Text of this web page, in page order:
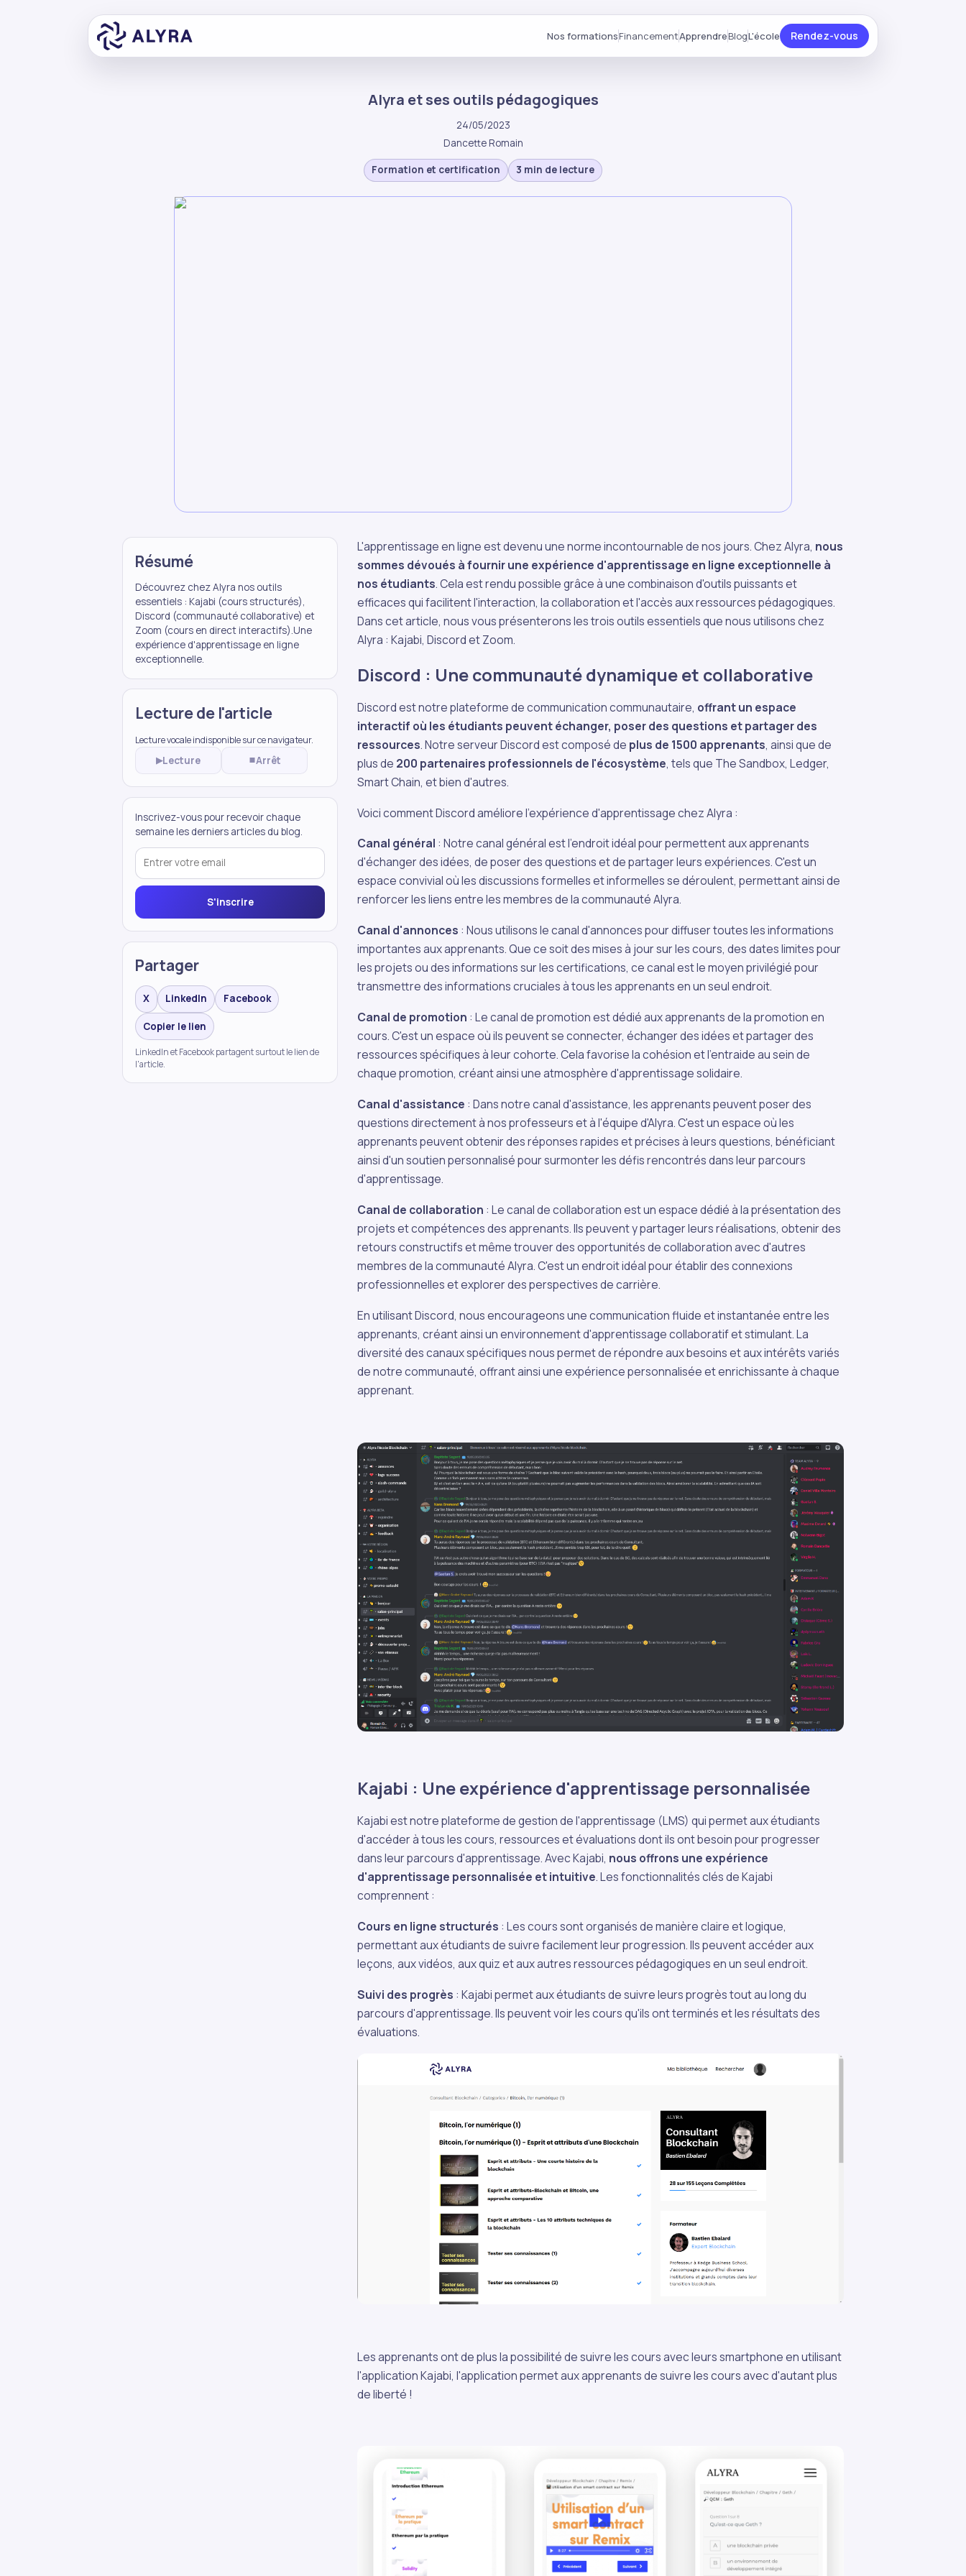
Nos formationsFinancementApprendreBlogL'école Rendez-vous
Alyra et ses outils pédagogiques
24/05/2023
Dancette Romain
Formation et certification 3 min de lecture
Résumé
Découvrez chez Alyra nos outils
essentiels : Kajabi (cours structurés),
Discord (communauté collaborative) et
Zoom (cours en direct interactifs).Une
expérience d'apprentissage en ligne
exceptionnelle.
Lecture de l'article
Lecture vocale indisponible sur ce navigateur.
▶Lecture ⏹Arrêt
Inscrivez-vous pour recevoir chaque
semaine les derniers articles du blog.
S'inscrire
Partager
X LinkedIn Facebook
Copier le lien
LinkedIn et Facebook partagent surtout le lien de
l'article.
L'apprentissage en ligne est devenu une norme incontournable de nos jours. Chez Alyra, nous
sommes dévoués à fournir une expérience d'apprentissage en ligne exceptionnelle à
nos étudiants. Cela est rendu possible grâce à une combinaison d'outils puissants et
efficaces qui facilitent l'interaction, la collaboration et l'accès aux ressources pédagogiques.
Dans cet article, nous vous présenterons les trois outils essentiels que nous utilisons chez
Alyra : Kajabi, Discord et Zoom.
Discord : Une communauté dynamique et collaborative
Discord est notre plateforme de communication communautaire, offrant un espace
interactif où les étudiants peuvent échanger, poser des questions et partager des
ressources. Notre serveur Discord est composé de plus de 1500 apprenants, ainsi que de
plus de 200 partenaires professionnels de l'écosystème, tels que The Sandbox, Ledger,
Smart Chain, et bien d'autres.
Voici comment Discord améliore l'expérience d'apprentissage chez Alyra :
Canal général : Notre canal général est l'endroit idéal pour permettent aux apprenants
d'échanger des idées, de poser des questions et de partager leurs expériences. C'est un
espace convivial où les discussions formelles et informelles se déroulent, permettant ainsi de
renforcer les liens entre les membres de la communauté Alyra.
Canal d'annonces : Nous utilisons le canal d'annonces pour diffuser toutes les informations
importantes aux apprenants. Que ce soit des mises à jour sur les cours, des dates limites pour
les projets ou des informations sur les certifications, ce canal est le moyen privilégié pour
transmettre des informations cruciales à tous les apprenants en un seul endroit.
Canal de promotion : Le canal de promotion est dédié aux apprenants de la promotion en
cours. C'est un espace où ils peuvent se connecter, échanger des idées et partager des
ressources spécifiques à leur cohorte. Cela favorise la cohésion et l'entraide au sein de
chaque promotion, créant ainsi une atmosphère d'apprentissage solidaire.
Canal d'assistance : Dans notre canal d'assistance, les apprenants peuvent poser des
questions directement à nos professeurs et à l'équipe d'Alyra. C'est un espace où les
apprenants peuvent obtenir des réponses rapides et précises à leurs questions, bénéficiant
ainsi d'un soutien personnalisé pour surmonter les défis rencontrés dans leur parcours
d'apprentissage.
Canal de collaboration : Le canal de collaboration est un espace dédié à la présentation des
projets et compétences des apprenants. Ils peuvent y partager leurs réalisations, obtenir des
retours constructifs et même trouver des opportunités de collaboration avec d'autres
membres de la communauté Alyra. C'est un endroit idéal pour établir des connexions
professionnelles et explorer des perspectives de carrière.
En utilisant Discord, nous encourageons une communication fluide et instantanée entre les
apprenants, créant ainsi un environnement d'apprentissage collaboratif et stimulant. La
diversité des canaux spécifiques nous permet de répondre aux besoins et aux intérêts variés
de notre communauté, offrant ainsi une expérience personnalisée et enrichissante à chaque
apprenant.
Kajabi : Une expérience d'apprentissage personnalisée
Kajabi est notre plateforme de gestion de l'apprentissage (LMS) qui permet aux étudiants
d'accéder à tous les cours, ressources et évaluations dont ils ont besoin pour progresser
dans leur parcours d'apprentissage. Avec Kajabi, nous offrons une expérience
d'apprentissage personnalisée et intuitive. Les fonctionnalités clés de Kajabi
comprennent :
Cours en ligne structurés : Les cours sont organisés de manière claire et logique,
permettant aux étudiants de suivre facilement leur progression. Ils peuvent accéder aux
leçons, aux vidéos, aux quiz et aux autres ressources pédagogiques en un seul endroit.
Suivi des progrès : Kajabi permet aux étudiants de suivre leurs progrès tout au long du
parcours d'apprentissage. Ils peuvent voir les cours qu'ils ont terminés et les résultats des
évaluations.
Les apprenants ont de plus la possibilité de suivre les cours avec leurs smartphone en utilisant
l'application Kajabi, l'application permet aux apprenants de suivre les cours avec d'autant plus
de liberté !